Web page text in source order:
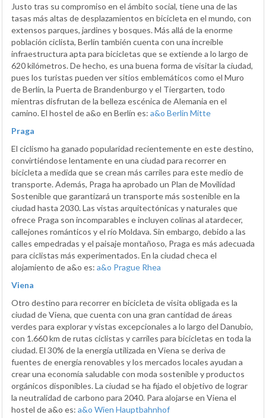
Justo tras su compromiso en el ámbito social, tiene una de las
tasas más altas de desplazamientos en bicicleta en el mundo, con
extensos parques, jardines y bosques. Más allá de la enorme
población ciclista, Berlín también cuenta con una increíble
infraestructura apta para bicicletas que se extiende a lo largo de
620 kilómetros. De hecho, es una buena forma de visitar la ciudad,
pues los turistas pueden ver sitios emblemáticos como el Muro
de Berlín, la Puerta de Brandenburgo y el Tiergarten, todo
mientras disfrutan de la belleza escénica de Alemania en el
camino. El hostel de a&o en Berlín es: a&o Berlin Mitte
Praga
El ciclismo ha ganado popularidad recientemente en este destino,
convirtiéndose lentamente en una ciudad para recorrer en
bicicleta a medida que se crean más carriles para este medio de
transporte. Además, Praga ha aprobado un Plan de Movilidad
Sostenible que garantizará un transporte más sostenible en la
ciudad hasta 2030. Las vistas arquitectónicas y naturales que
ofrece Praga son incomparables e incluyen colinas al atardecer,
callejones románticos y el río Moldava. Sin embargo, debido a las
calles empedradas y el paisaje montañoso, Praga es más adecuada
para ciclistas más experimentados. En la ciudad checa el
alojamiento de a&o es: a&o Prague Rhea
Viena
Otro destino para recorrer en bicicleta de visita obligada es la
ciudad de Viena, que cuenta con una gran cantidad de áreas
verdes para explorar y vistas excepcionales a lo largo del Danubio,
con 1.660 km de rutas ciclistas y carriles para bicicletas en toda la
ciudad. El 30% de la energía utilizada en Viena se deriva de
fuentes de energía renovables y los mercados locales ayudan a
crear una economía saludable con moda sostenible y productos
orgánicos disponibles. La ciudad se ha fijado el objetivo de lograr
la neutralidad de carbono para 2040. Para alojarse en Viena el
hostel de a&o es: a&o Wien Hauptbahnhof